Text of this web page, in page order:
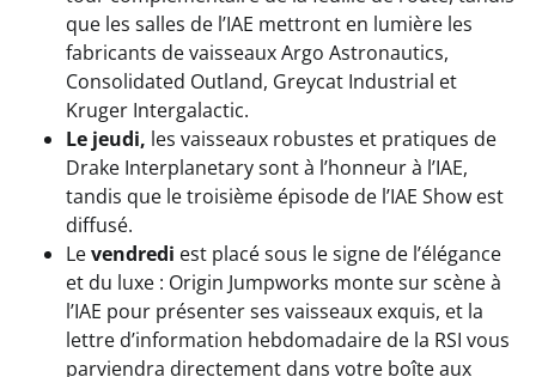
que les salles de l’IAE mettront en lumière les
fabricants de vaisseaux Argo Astronautics,
Consolidated Outland, Greycat Industrial et
Kruger Intergalactic.
Le jeudi, les vaisseaux robustes et pratiques de
Drake Interplanetary sont à l’honneur à l’IAE,
tandis que le troisième épisode de l’IAE Show est
diffusé.
Levendredi est placé sous le signe de l’élégance
et du luxe : Origin Jumpworks monte sur scène à
l’IAE pour présenter ses vaisseaux exquis, et la
lettre d’information hebdomadaire de la RSI vous
parviendra directement dans votre boîte aux